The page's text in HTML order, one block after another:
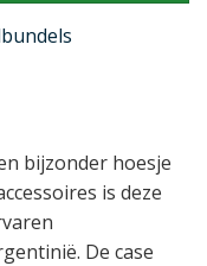
bijzonder hoesje
is deze
De case